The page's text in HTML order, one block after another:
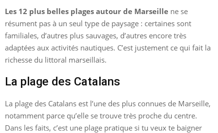
Les 12 plus belles plages autour de Marseille ne se
résument pas à un seul type de paysage : certaines sont
familiales, d’autres plus sauvages, d’autres encore très
adaptées aux activités nautiques. C’est justement ce qui fait la
richesse du littoral marseillais.
La plage des Catalans
La plage des Catalans est l’une des plus connues de Marseille,
notamment parce qu’elle se trouve très proche du centre.
Dans les faits, c’est une plage pratique si tu veux te baigner